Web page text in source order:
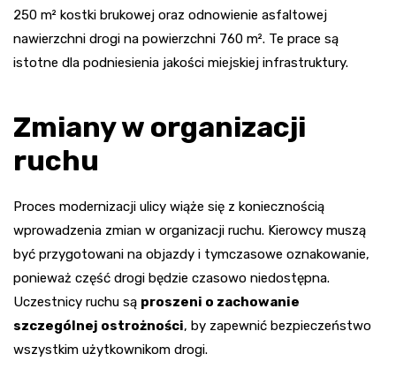
250 m² kostki brukowej oraz odnowienie asfaltowej
nawierzchni drogi na powierzchni 760 m². Te prace są
istotne dla podniesienia jakości miejskiej infrastruktury.
Zmiany w organizacji
ruchu
Proces modernizacji ulicy wiąże się z koniecznością
wprowadzenia zmian w organizacji ruchu. Kierowcy muszą
być przygotowani na objazdy i tymczasowe oznakowanie,
ponieważ część drogi będzie czasowo niedostępna.
Uczestnicy ruchu są proszeni o zachowanie
szczególnej ostrożności, by zapewnić bezpieczeństwo
wszystkim użytkownikom drogi.